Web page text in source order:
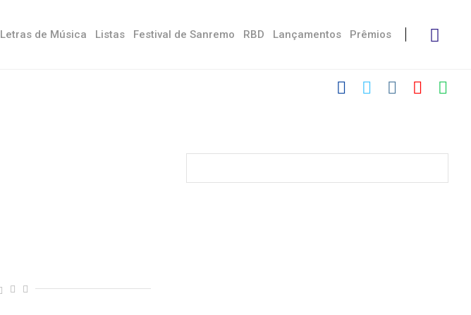
Letras de Música Listas Festival de Sanremo RBD Lançamentos Prêmios